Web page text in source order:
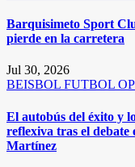
Barquisimeto Sport
pierde en la carretera
Jul 30, 2026
BEISBOL FUTBOL
El autobús del éxito y
reflexiva tras el
Martínez